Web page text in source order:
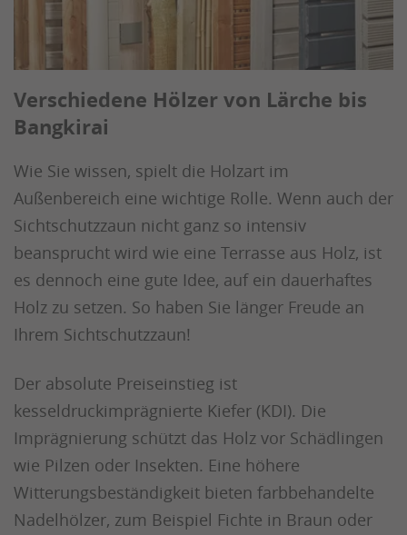
Verschiedene Hölzer von Lärche bis
Bangkirai
Wie Sie wissen, spielt die Holzart im
Außenbereich eine wichtige Rolle. Wenn auch der
Sichtschutzzaun nicht ganz so intensiv
beansprucht wird wie eine Terrasse aus Holz, ist
es dennoch eine gute Idee, auf ein dauerhaftes
Holz zu setzen. So haben Sie länger Freude an
Ihrem Sichtschutzzaun!
Der absolute Preiseinstieg ist
kesseldruckimprägnierte Kiefer (KDI). Die
Imprägnierung schützt das Holz vor Schädlingen
wie Pilzen oder Insekten. Eine höhere
Witterungsbeständigkeit bieten farbbehandelte
Nadelhölzer, zum Beispiel Fichte in Braun oder